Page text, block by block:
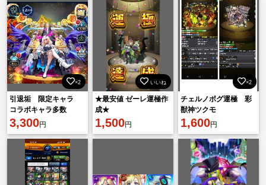
×2
引退垢 限定キャラ
コラボキャラ多数
3,300円
いいね
★最安値 ゼーレ運極作
成★
1,500円
×2
チェルノボグ運極 彩
獣神ツクモ
1,600円